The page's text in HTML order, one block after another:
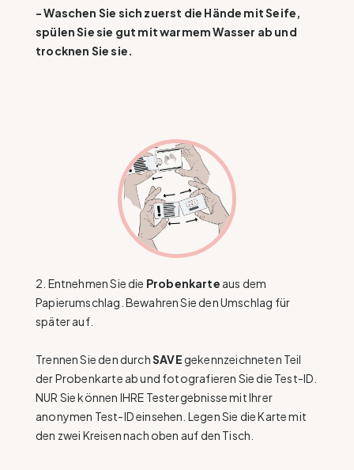
- Waschen Sie sich zuerst die Hände mit Seife,
spülen Sie sie gut mit warmem Wasser ab und
trocknen Sie sie.
2. Entnehmen Sie die Probenkarte aus dem
Papierumschlag. Bewahren Sie den Umschlag für
später auf.
Trennen Sie den durchSAVEgekennzeichneten Teil
der Probenkarte ab und fotografieren Sie die Test-ID.
NUR Sie können IHRE Testergebnisse mit Ihrer
anonymen Test-ID einsehen. Legen Sie die Karte mit
den zwei Kreisen nach oben auf den Tisch.